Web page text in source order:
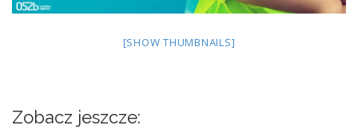
[SHOW THUMBNAILS]
Zobacz jeszcze: